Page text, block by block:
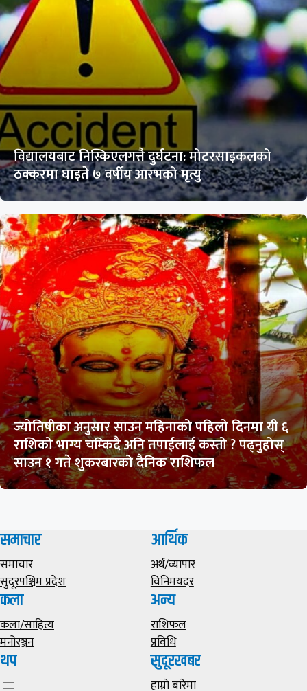
विद्यालयबाट निस्किएलगत्तै दुर्घटना: मोटरसाइकलको
ठक्करमा घाइते ७ वर्षीय आरभको मृत्यु
ज्योतिषीका अनुसार साउन महिनाको पहिलो दिनमा यी ६
राशिको भाग्य चम्किदै अनि तपाईलाई कस्तो ? पढ्नुहोस्
साउन १ गते शुकरबारको दैनिक राशिफल
समाचार
समाचार
सुदूरपश्चिम प्रदेश
आर्थिक
अर्थ/व्यापार
विनिमयदर
कला
कला/साहित्य
मनोरञ्जन
अन्य
राशिफल
प्रविधि
थप सुदूरखबर
हाम्राे बारेमा